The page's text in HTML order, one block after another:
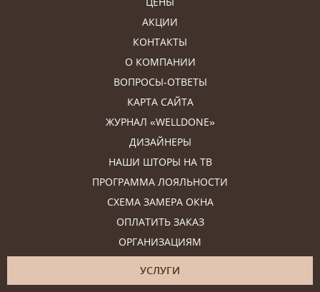
АКЦИИ
КОНТАКТЫ
О КОМПАНИИ
ВОПРОСЫ-ОТВЕТЫ
КАРТА САЙТА
ЖУРНАЛ «WELLDONE»
ДИЗАЙНЕРЫ
НАШИ ШТОРЫ НА ТВ
ПРОГРАММА ЛОЯЛЬНОСТИ
СХЕМА ЗАМЕРА ОКНА
ОПЛАТИТЬ ЗАКАЗ
ОРГАНИЗАЦИЯМ
УСЛУГИ